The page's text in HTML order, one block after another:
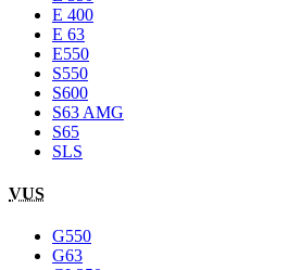
E 400
E 63
E550
S550
S600
S63 AMG
S65
SLS
VUS
G550
G63